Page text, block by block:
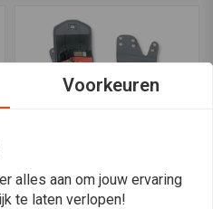
Voorkeuren
alles aan om jouw ervaring
te laten verlopen!